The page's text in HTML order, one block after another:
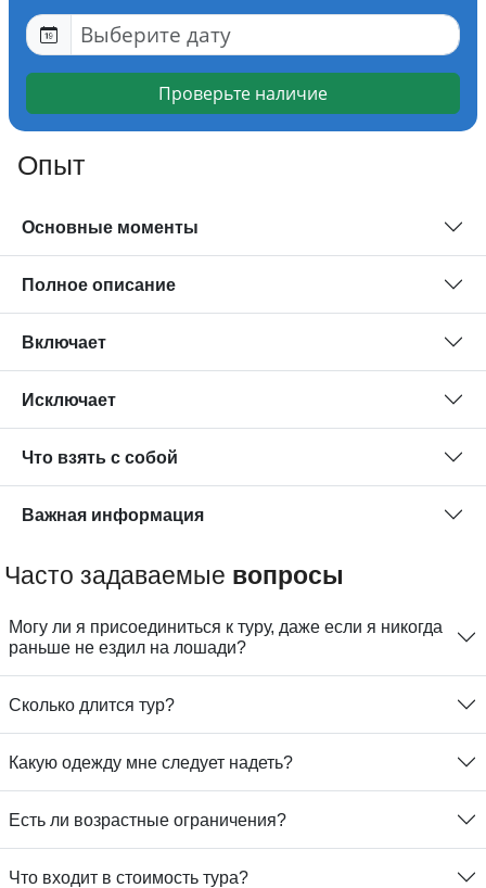
Проверьте наличие
Опыт
Основные моменты
Полное описание
Включает
Исключает
Что взять с собой
Важная информация
Часто задаваемые вопросы
Могу ли я присоединиться к туру, даже если я никогда
раньше не ездил на лошади?
Сколько длится тур?
Какую одежду мне следует надеть?
Есть ли возрастные ограничения?
Что входит в стоимость тура?